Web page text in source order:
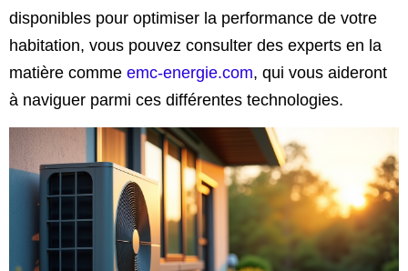
disponibles pour optimiser la performance de votre
habitation, vous pouvez consulter des experts en la
matière comme emc-energie.com, qui vous aideront
à naviguer parmi ces différentes technologies.